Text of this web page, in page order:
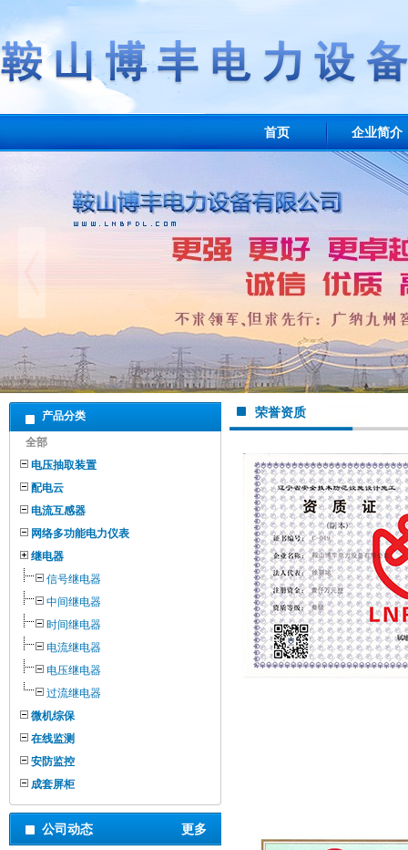
首页 企业简介
联系我们
产品分类
全部
电压抽取装置
配电云
电流互感器
网络多功能电力仪表
继电器
信号继电器
中间继电器
时间继电器
电流继电器
电压继电器
过流继电器
微机综保
在线监测
安防监控
成套屏柜
更多
公司动态
荣誉资质